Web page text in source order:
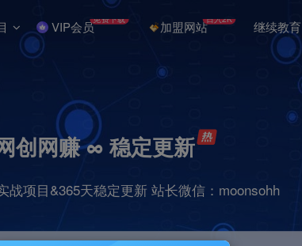
VIP会员免费下载 加盟网站日入2K 继续教育
创网赚 ∞ 稳定更新
战项目&365天稳定更新 站长微信：moonsohh